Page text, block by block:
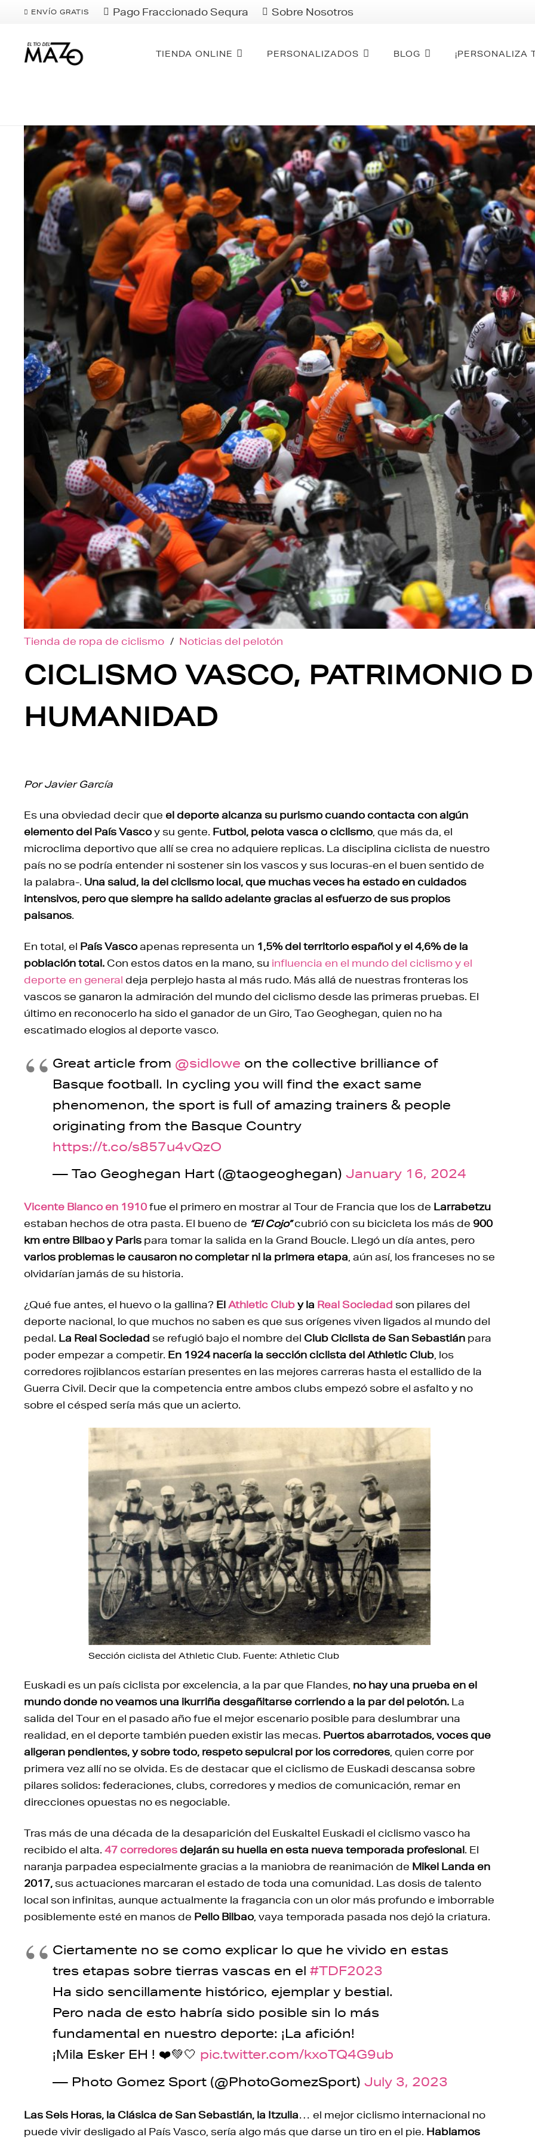
ENVÍO GRATIS Pago Fraccionado Sequra Sobre Nosotros
TIENDA ONLINE PERSONALIZADOS BLOG ¡PERSONALIZA
Tienda de ropa de ciclismo / Noticias del pelotón
CICLISMO VASCO, PATRIMONIO
HUMANIDAD
Por Javier García
Es una obviedad decir que el deporte alcanza su purismo cuando contacta con algún
elemento del País Vascoy su gente. Futbol, pelota vasca o ciclismo , que más da, el
microclima deportivo que allí se crea no adquiere replicas. La disciplina ciclista de nuestro
país no se podría entender ni sostener sin los vascos y sus locuras-en el buen sentido de
la palabra-. Una salud, la del ciclismo local, que muchas veces ha estado en cuidados
intensivos, pero que siempre ha salido adelante gracias al esfuerzo de sus propios
paisanos.
En total, el País Vascoapenas representa un 1,5% del territorio español y el 4,6% de la
población total. Con estos datos en la mano, su influencia en el mundo del ciclismo y el
deporte en general deja perplejo hasta al más rudo. Más allá de nuestras fronteras los
vascos se ganaron la admiración del mundo del ciclismo desde las primeras pruebas. El
último en reconocerlo ha sido el ganador de un Giro, Tao Geoghegan, quien no ha
escatimado elogios al deporte vasco.
Great article from @sidlowe on the collective brilliance of
Basque football. In cycling you will find the exact same
phenomenon, the sport is full of amazing trainers & people
originating from the Basque Country
https://t.co/s857u4vQzO
— Tao Geoghegan Hart (@taogeoghegan) January 16, 2024
Vicente Blanco en 1910fue el primero en mostrar al Tour de Francia que los de Larrabetzu
estaban hechos de otra pasta. El bueno de “El Cojo”cubrió con su bicicleta los más de 900
km entre Bilbao y Paris para tomar la salida en la Grand Boucle. Llegó un día antes, pero
varios problemas le causaron no completar ni la primera etapa, aún así, los franceses no se
olvidarían jamás de su historia.
¿Qué fue antes, el huevo o la gallina? ElAthletic Cluby la Real Sociedad son pilares del
deporte nacional, lo que muchos no saben es que sus orígenes viven ligados al mundo del
pedal. La Real Sociedad se refugió bajo el nombre del Club Ciclista de San Sebastián para
poder empezar a competir. En 1924 nacería la sección ciclista del Athletic Club, los
corredores rojiblancos estarían presentes en las mejores carreras hasta el estallido de la
Guerra Civil. Decir que la competencia entre ambos clubs empezó sobre el asfalto y no
sobre el césped sería más que un acierto.
Sección ciclista del Athletic Club. Fuente: Athletic Club
Euskadi es un país ciclista por excelencia, a la par que Flandes, no hay una prueba en el
mundo donde no veamos una ikurriña desgañitarse corriendo a la par del pelotón. La
salida del Tour en el pasado año fue el mejor escenario posible para deslumbrar una
realidad, en el deporte también pueden existir las mecas. Puertos abarrotados, voces que
aligeran pendientes, y sobre todo, respeto sepulcral por los corredores, quien corre por
primera vez allí no se olvida. Es de destacar que el ciclismo de Euskadi descansa sobre
pilares solidos: federaciones, clubs, corredores y medios de comunicación, remar en
direcciones opuestas no es negociable.
Tras más de una década de la desaparición del Euskaltel Euskadi el ciclismo vasco ha
recibido el alta. 47 corredoresdejarán su huella en esta nueva temporada profesional. El
naranja parpadea especialmente gracias a la maniobra de reanimación de Mikel Landa en
2017, sus actuaciones marcaran el estado de toda una comunidad. Las dosis de talento
local son infinitas, aunque actualmente la fragancia con un olor más profundo e imborrable
posiblemente esté en manos de Pello Bilbao, vaya temporada pasada nos dejó la criatura.
Ciertamente no se como explicar lo que he vivido en estas
tres etapas sobre tierras vascas en el #TDF2023
Ha sido sencillamente histórico, ejemplar y bestial.
Pero nada de esto habría sido posible sin lo más
fundamental en nuestro deporte: ¡La afición!
¡Mila Esker EH ! ❤️💚🤍 pic.twitter.com/kxoTQ4G9ub
— Photo Gomez Sport (@PhotoGomezSport) July 3, 2023
Las Seis Horas, la Clásica de San Sebastián, la Itzulia… el mejor ciclismo internacional no
puede vivir desligado al País Vasco, sería algo más que darse un tiro en el pie. Hablamos